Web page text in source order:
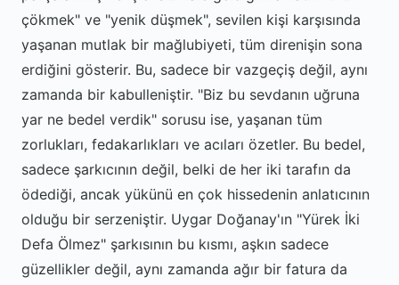
çökmek" ve "yenik düşmek", sevilen kişi karşısında
yaşanan mutlak bir mağlubiyeti, tüm direnişin sona
erdiğini gösterir. Bu, sadece bir vazgeçiş değil, aynı
zamanda bir kabulleniştir. "Biz bu sevdanın uğruna
yar ne bedel verdik" sorusu ise, yaşanan tüm
zorlukları, fedakarlıkları ve acıları özetler. Bu bedel,
sadece şarkıcının değil, belki de her iki tarafın da
ödediği, ancak yükünü en çok hissedenin anlatıcının
olduğu bir serzeniştir. Uygar Doğanay'ın "Yürek İki
Defa Ölmez" şarkısının bu kısmı, aşkın sadece
güzellikler değil, aynı zamanda ağır bir fatura da